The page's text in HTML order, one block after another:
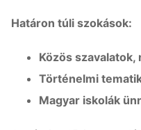
Határon túli szokások:
Közös
Történelmi
Magyar iskolák